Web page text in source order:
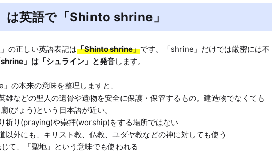
は英語で「Shinto shrine」
の正しい英語表記は「Shinto shrine」です。「shrine」だけでは厳密には不
shrine」は「シュライン」と発音します。
の本来の意味を整理しますと、
などの聖人の遺骨や遺物を安全に保護・保管するもの。建造物でなくても
(びょう)という日本語が近い。
り(praying)や崇拝(worship)をする場所ではない
外にも、キリスト教、仏教、ユダヤ教などの神に対しても使う
、「聖地」という意味でも使われる